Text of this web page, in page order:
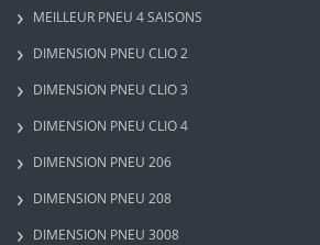
MEILLEUR PNEU 4 SAISONS
DIMENSION PNEU CLIO 2
DIMENSION PNEU CLIO 3
DIMENSION PNEU CLIO 4
DIMENSION PNEU 206
DIMENSION PNEU 208
DIMENSION PNEU 3008